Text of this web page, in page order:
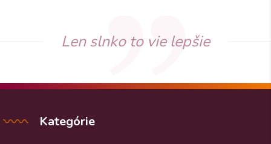
Len slnko to vie lepšie
Kategórie